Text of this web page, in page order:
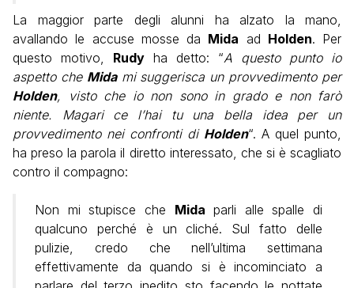
La maggior parte degli alunni ha alzato la mano,
avallando le accuse mosse da Mida ad Holden. Per
questo motivo, Rudy ha detto: “A questo punto io
aspetto che Midami suggerisca un provvedimento per
Holden, visto che io non sono in grado e non farò
niente. Magari ce l’hai tu una bella idea per un
provvedimento nei confronti di Holden“. A quel punto,
ha preso la parola il diretto interessato, che si è scagliato
contro il compagno:
Non mi stupisce che Mida parli alle spalle di
qualcuno perché è un cliché. Sul fatto delle
pulizie, credo che nell’ultima settimana
effettivamente da quando si è incominciato a